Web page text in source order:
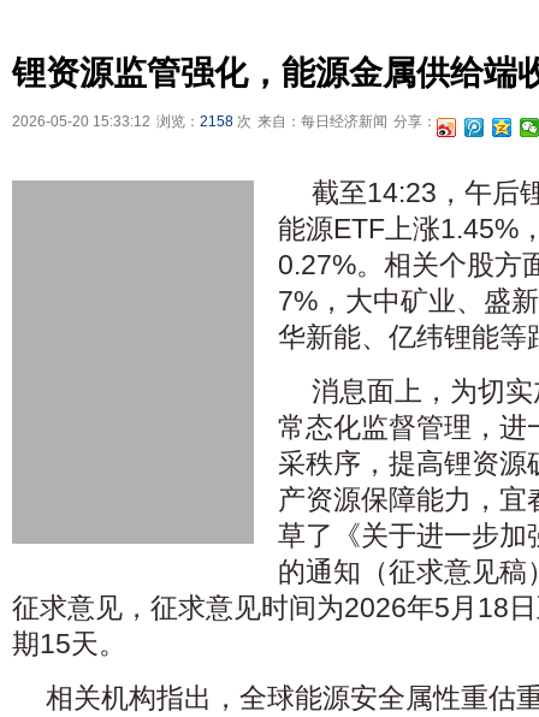
锂资源监管强化，能源金属供给端
2026-05-20 15:33:12 浏览： 2158 次 来自：每日经济新闻 分享：
截至14:23，午后
能源ETF上涨1.45%
0.27%。相关个股方
7%，大中矿业、盛
华新能、亿纬锂能等
消息面上，为切
常态化监督管理，进
采秩序，提高锂资源
产资源保障能力，
草了《关于进一步加
的通知（征求意见稿
征求意见，征求意见时间为2026年5月18
期15天。
相关机构指出，全球能源安全属性重估